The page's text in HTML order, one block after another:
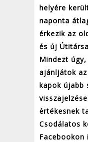
helyére
naponta
érkezik az
és új
Mindezt
ajánljátok
kapok újabb
értékesnek
Csodálatos
Facebookon